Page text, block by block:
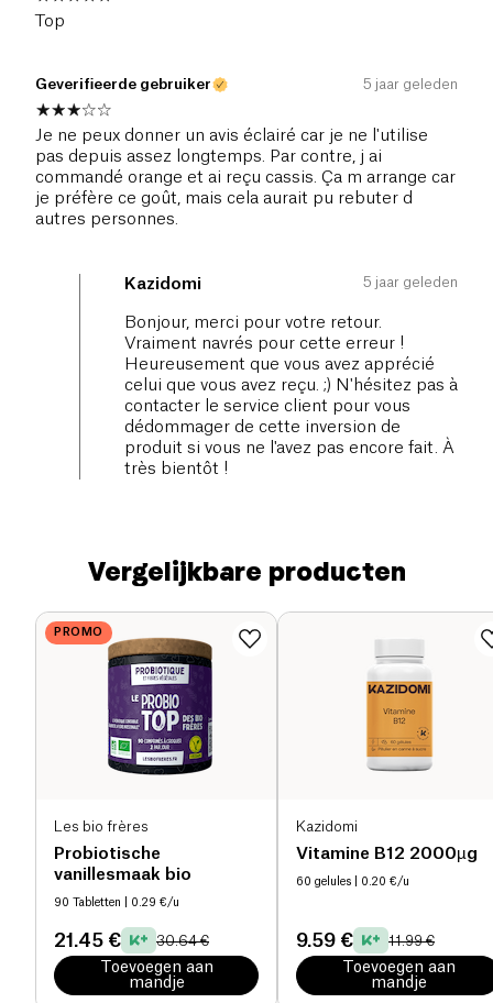
Top
Geverifieerde gebruiker 5 jaar geleden
Je ne peux donner un avis éclairé car je ne l'utilise
pas depuis assez longtemps. Par contre, j ai
commandé orange et ai reçu cassis. Ça m arrange car
je préfère ce goût, mais cela aurait pu rebuter d
autres personnes.
Kazidomi 5 jaar geleden
Bonjour, merci pour votre retour.
Vraiment navrés pour cette erreur !
Heureusement que vous avez apprécié
celui que vous avez reçu. ;) N'hésitez pas à
contacter le service client pour vous
dédommager de cette inversion de
produit si vous ne l'avez pas encore fait. À
très bientôt !
Vergelijkbare producten
PROMO
Les bio frères
Probiotische
vanillesmaak bio
90 Tabletten | 0.29 €/u
21.45 € 30.64 €
Toevoegen aan
mandje
Kazidomi
Vitamine B12 2000µg
60 gelules | 0.20 €/u
9.59 € 11.99 €
Toevoegen aan
mandje